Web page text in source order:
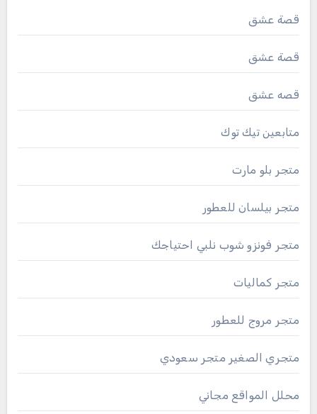
قصة عشق
قصة عشق
قصه عشق
متابعين تيك توك
متجر بلو مارت
متجر بيلسان للعطور
متجر فونزو شوب نلبي احتياجك
متجر كماليات
متجر مروج للعطور
متجري الصغير متجر سعودي
محلل المواقع مجاني